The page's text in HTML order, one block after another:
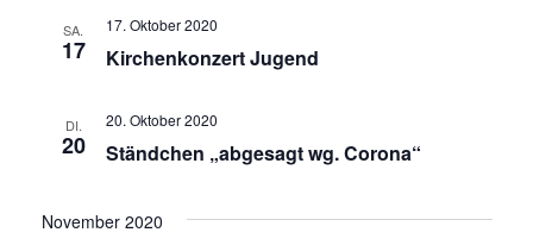
SA.
17 Kirchenkonzert Jugend
17. Oktober 2020
DI.
20 Ständchen „abgesagt wg. Corona“
20. Oktober 2020
November 2020